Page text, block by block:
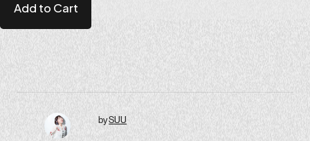
Add to Cart
bySUU